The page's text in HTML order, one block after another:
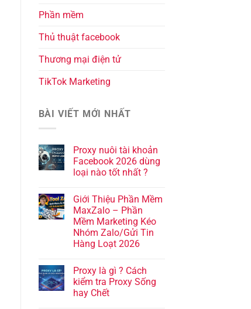
Phần mềm
Thủ thuật facebook
Thương mại điện tử
TikTok Marketing
BÀI VIẾT MỚI NHẤT
Proxy nuôi tài khoản
Facebook 2026 dùng
loại nào tốt nhất ?
Giới Thiệu Phần Mềm
MaxZalo – Phần
Mềm Marketing Kéo
Nhóm Zalo/Gửi Tin
Hàng Loạt 2026
Proxy là gì ? Cách
kiểm tra Proxy Sống
hay Chết